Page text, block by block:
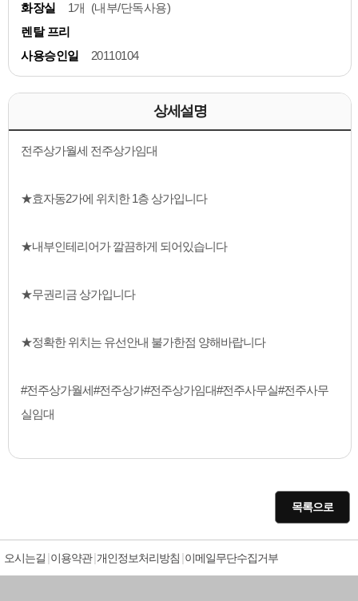
화장실
1개 (내부/단독사용)
렌탈 프리
사용승인일
20110104
상세설명
전주상가월세 전주상가임대
★효자동2가에 위치한 1층 상가입니다
★내부인테리어가 깔끔하게 되어있습니다
★무권리금 상가입니다
★정확한 위치는 유선안내 불가한점 양해바랍니다
#전주상가월세#전주상가#전주상가임대#전주사무실#전주사무
실임대
목록으로
오시는길 이용약관 개인정보처리방침 이메일무단수집거부